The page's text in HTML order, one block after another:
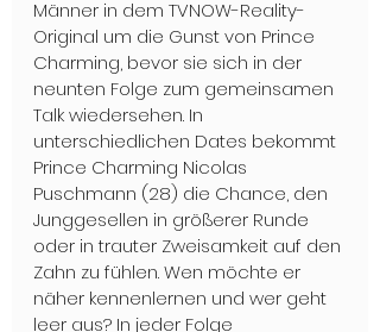
Männer in dem TVNOW-Reality-
Original um die Gunst von Prince
Charming, bevor sie sich in der
neunten Folge zum gemeinsamen
Talk wiedersehen. In
unterschiedlichen Dates bekommt
Prince Charming Nicolas
Puschmann (28) die Chance, den
Junggesellen in größerer Runde
oder in trauter Zweisamkeit auf den
Zahn zu fühlen. Wen möchte er
näher kennenlernen und wer geht
leer aus? In jeder Folge